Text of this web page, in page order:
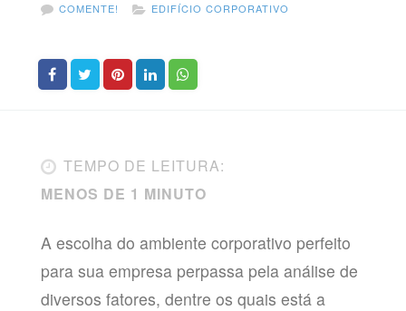
COMENTE!
EDIFÍCIO CORPORATIVO
TEMPO DE LEITURA:
MENOS DE 1 MINUTO
A escolha do ambiente corporativo perfeito
para sua empresa perpassa pela análise de
diversos fatores, dentre os quais está a